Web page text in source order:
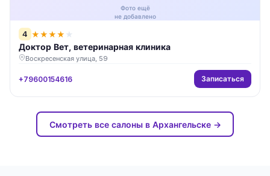
Фото ещё
не добавлено
4 ★★★★ ★
Доктор Вет, ветеринарная клиника
Воскресенская улица, 59
+79600154616 Записаться
Смотреть все салоны в Архангельске →